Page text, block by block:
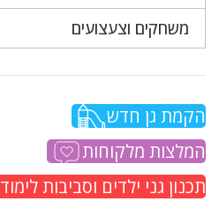
משחקים וצעצועים
הקמת גן חדש
המלצות מלקוחות
תכנון גני ילדים וסביבות לימוד